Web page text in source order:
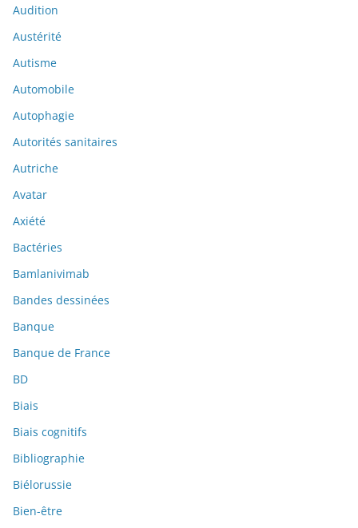
Audition
Austérité
Autisme
Automobile
Autophagie
Autorités sanitaires
Autriche
Avatar
Axiété
Bactéries
Bamlanivimab
Bandes dessinées
Banque
Banque de France
BD
Biais
Biais cognitifs
Bibliographie
Biélorussie
Bien-être